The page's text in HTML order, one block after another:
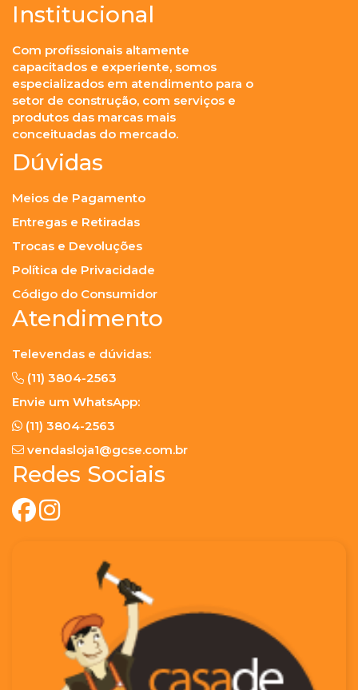
Institucional
Com profissionais altamente
capacitados e experiente, somos
especializados em atendimento para o
setor de construção, com serviços e
produtos das marcas mais
conceituadas do mercado.
Dúvidas
Meios de Pagamento
Entregas e Retiradas
Trocas e Devoluções
Política de Privacidade
Código do Consumidor
Atendimento
Televendas e dúvidas:
(11) 3804-2563
Envie um WhatsApp:
(11) 3804-2563
vendasloja1@gcse.com.br
Redes Sociais